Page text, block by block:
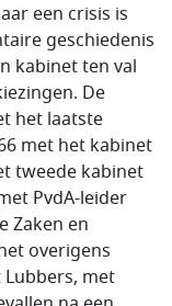
een crisis is
geschiedenis
kabinet ten val
De
het laatste
met het kabinet
tweede kabinet
PvdA-leider
Zaken en
overigens
met